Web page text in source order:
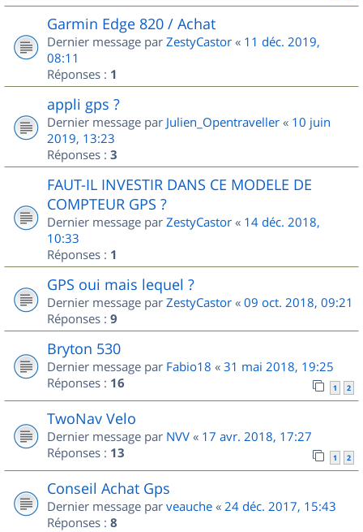
Garmin Edge 820 / Achat
Dernier message par ZestyCastor « 11 déc. 2019,
08:11
Réponses : 1
appli gps ?
Dernier message par Julien_Opentraveller « 10 juin
2019, 13:23
Réponses : 3
FAUT-IL INVESTIR DANS CE MODELE DE
COMPTEUR GPS ?
Dernier message par ZestyCastor « 14 déc. 2018,
10:33
Réponses : 1
GPS oui mais lequel ?
Dernier message par ZestyCastor « 09 oct. 2018, 09:21
Réponses : 9
Bryton 530
Dernier message par Fabio18 « 31 mai 2018, 19:25
Réponses : 16 1 2
TwoNav Velo
Dernier message par NVV « 17 avr. 2018, 17:27
Réponses : 13 1 2
Conseil Achat Gps
Dernier message par veauche « 24 déc. 2017, 15:43
Réponses : 8